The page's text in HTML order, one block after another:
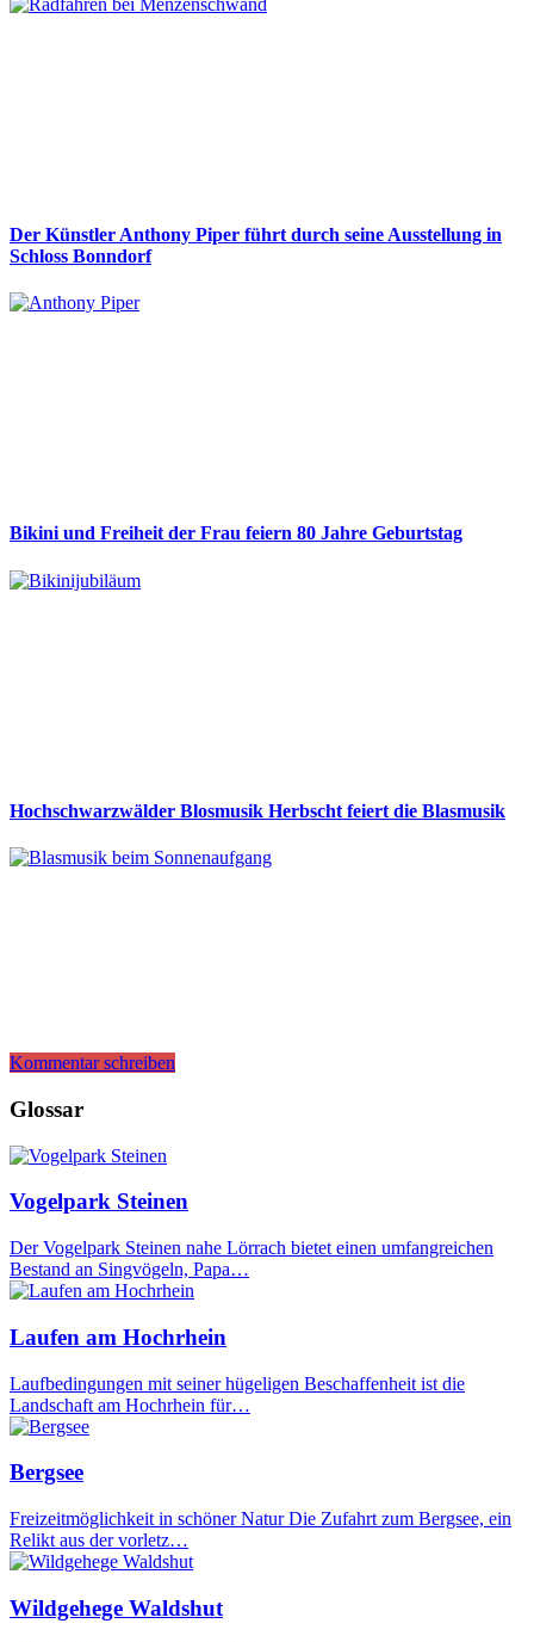
Der Künstler Anthony Piper führt durch seine Ausstellung in
Schloss Bonndorf
Bikini und Freiheit der Frau feiern 80 Jahre Geburtstag
Hochschwarzwälder Blosmusik Herbscht feiert die Blasmusik
Kommentar schreiben
Glossar
Vogelpark Steinen
Der Vogelpark Steinen nahe Lörrach bietet einen umfangreichen
Bestand an Singvögeln, Papa…
Laufen am Hochrhein
Laufbedingungen mit seiner hügeligen Beschaffenheit ist die
Landschaft am Hochrhein für…
Bergsee
Freizeitmöglichkeit in schöner Natur Die Zufahrt zum Bergsee, ein
Relikt aus der vorletz…
Wildgehege Waldshut